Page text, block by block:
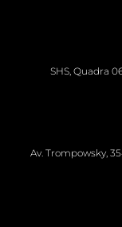
SHS, Quadra
Av. Trompowsky,